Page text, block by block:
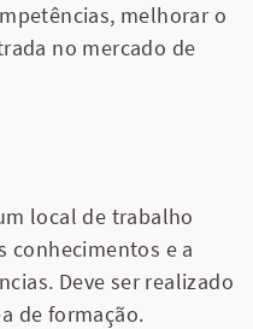
melhorar o
no mercado de
local de trabalho
conhecimentos e a
Deve ser realizado
de formação.